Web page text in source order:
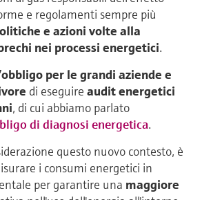
e regolamenti sempre più
e azioni volte alla
nei processi energetici.
per le grandi aziende e
di eseguire audit energetici
, di cui abbiamo parlato
di diagnosi energetica.
questo nuovo contesto, è
i consumi energetici in
per garantire una maggiore